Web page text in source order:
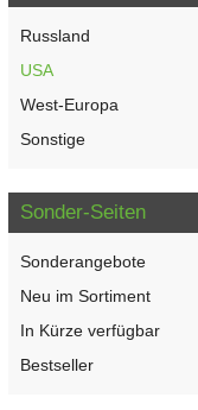
Russland
USA
West-Europa
Sonstige
Sonder-Seiten
Sonderangebote
Neu im Sortiment
In Kürze verfügbar
Bestseller